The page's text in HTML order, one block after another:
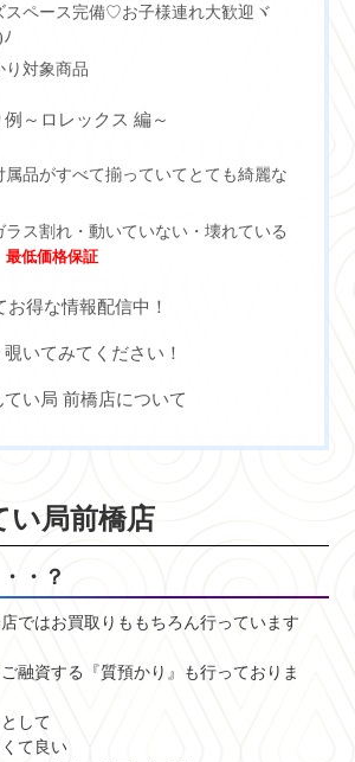
スペース完備♡お子様連れ大歓迎ヾ
り対象商品
～ロレックス 編～
品がすべて揃っていてとても綺麗な
ス割れ・動いていない・壊れている
最低価格保証
お得な情報配信中！
覗いてみてください！
てい局 前橋店について
い局前橋店
・？
ではお買取りももちろん行っています
融資する『質預かり』も行っておりま
して
て良い